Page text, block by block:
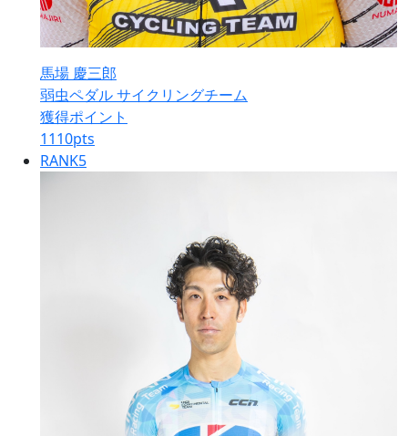
馬場 慶三郎
弱虫ペダル サイクリングチーム
獲得ポイント
1110pts
RANK5